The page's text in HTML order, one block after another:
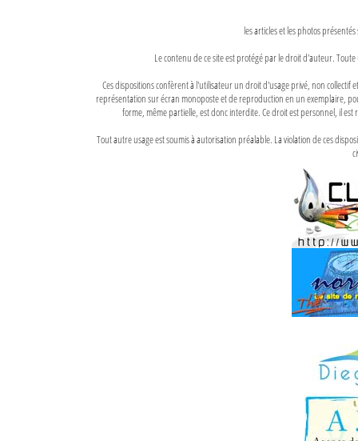
les articles et les photos
Le contenu de ce site est protégé par le droit d'auteur.
Ces dispositions confèrent à l'utilisateur un droit d'usage privé, non
représentation sur écran monoposte et de reproduction en un exemplaire,
forme, même partielle, est donc interdite. Ce droit est personnel, il
Tout autre usage est soumis à autorisation préalable. La violation de ces